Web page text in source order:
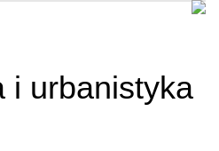
i urbanistyka